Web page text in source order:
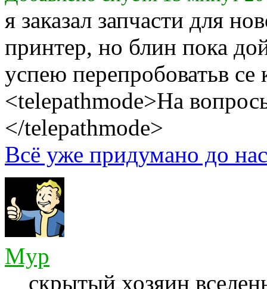
я заказал запчасти для
принтер, но блин пока
успею перепробоватьв се
<telepathmode>На
</telepathmode>
Всё уже придумано до
Myp
скрытый хозяин